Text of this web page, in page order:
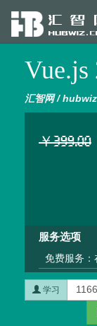
汇智网 /
￥399.00
服务选项
学习 1166